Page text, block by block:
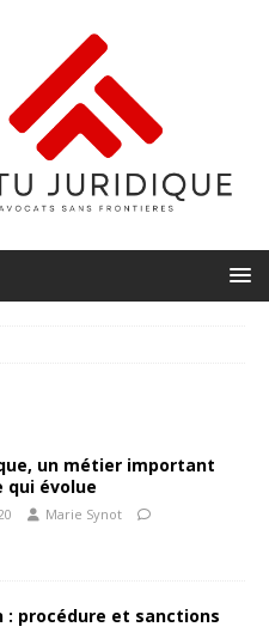
un métier important
qui évolue
Marie Synot
: procédure et sanctions